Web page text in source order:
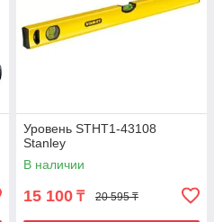
Уровень STHT1-43108
Stanley
В наличии
15 100 ₸ 20 595 ₸